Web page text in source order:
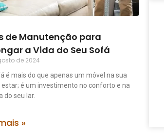
de Manutenção para
a Vida do Seu Sofá
de 2024
é mais do que apenas um móvel na sua
estar; é um investimento no conforto e na
do seu lar.
»